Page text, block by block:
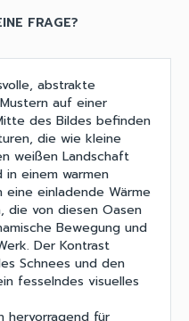
FRAGE?
abstrakte
auf einer
des Bildes befinden
die wie kleine
weißen Landschaft
in einem warmen
einladende Wärme
die von diesen Oasen
Bewegung und
Der Kontrast
Schnees und den
fesselndes visuelles